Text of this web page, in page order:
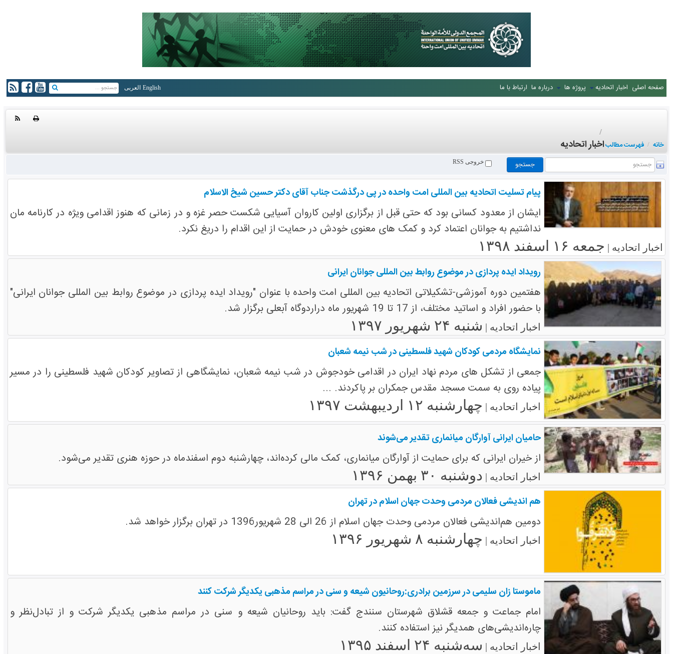
English العربی صفحه اصلی اخبار اتحادیه پروژه ها درباره ما ارتباط با ما
خانه / فهرست مطالب
/
اخبار اتحادیه
خروجی RSS
پیام تسلیت اتحادیه بین المللی امت واحده در پی درگذشت جناب آقای دکتر حسین شیخ الاسلام
ایشان از معدود کسانی بود که حتی قبل از برگزاری اولین کاروان آسیایی شکست حصر غزه و در زمانی که هنوز اقدامی ویژه در کارنامه مان
نداشتیم به جوانان اعتماد کرد و کمک های معنوی خودش در حمایت از این اقدام را دریغ نکرد.
اخبار اتحادیه | جمعه ۱۶ اسفند ۱۳۹۸
رویداد ایده پردازی در موضوع روابط بین المللی جوانان ایرانی
هفتمین دوره آموزشی-تشکیلاتی اتحادیه بین المللی امت واحده با عنوان "رویداد ایده پردازی در موضوع روابط بین المللی جوانان ایرانی"
با حضور افراد و اساتید مختلف، از 17 تا 19 شهریور ماه دراردوگاه آبعلی برگزار شد.
اخبار اتحادیه | شنبه ۲۴ شهریور ۱۳۹۷
نمایشگاه مردمی کودکان شهید فلسطینی در شب نیمه شعبان
جمعی از تشکل های مردم نهاد ایران در اقدامی خودجوش در شب نیمه شعبان، نمایشگاهی از تصاویر کودکان شهید فلسطینی را در مسیر
پیاده روی به سمت مسجد مقدس جمکران بر پاکردند. ...
اخبار اتحادیه | چهارشنبه ۱۲ اردیبهشت ۱۳۹۷
حامیان ایرانی آوارگان میانماری تقدیر می‌شوند
از خیران ایرانی که برای حمایت از آوارگان میانماری، کمک مالی‌ کرده‌اند، چهارشنبه دوم اسفندماه در حوزه هنری تقدیر می‌شود.
اخبار اتحادیه | دوشنبه ۳۰ بهمن ۱۳۹۶
هم اندیشی فعالان مردمی وحدت جهان اسلام در تهران
دومین هم‌اندیشی فعالان مردمی وحدت جهان اسلام از 26 الی 28 شهریور1396 در تهران برگزار خواهد شد.
اخبار اتحادیه | چهارشنبه ۸ شهریور ۱۳۹۶
ماموستا زان سلیمی در سرزمین برادری:روحانیون شیعه و سنی در مراسم مذهبی یکدیگر شرکت کنند
امام جماعت و جمعه قشلاق شهرستان سنندج گفت: باید روحانیان شیعه و سنی در مراسم مذهبی یکدیگر شرکت و از تبادل‌نظر و
چاره‌اندیشی‌های همدیگر نیز استفاده کنند.
اخبار اتحادیه | سه‌شنبه ۲۴ اسفند ۱۳۹۵